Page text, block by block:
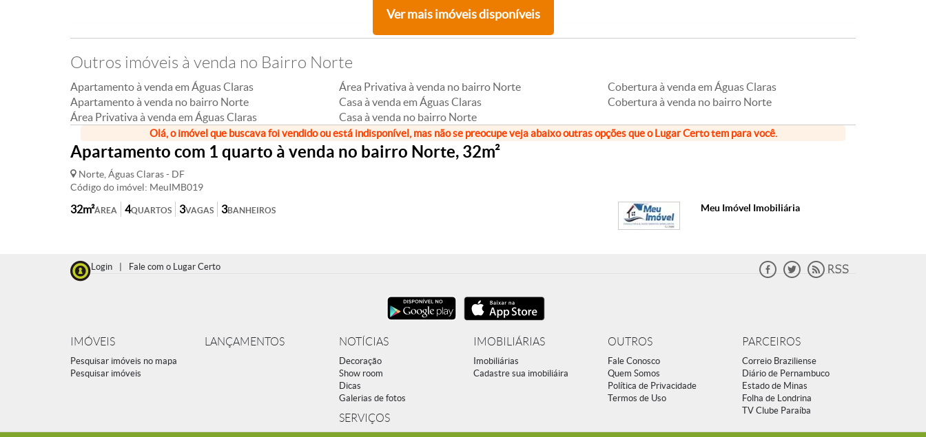
Ver mais imóveis disponíveis
Outros imóveis à venda no Bairro Norte
Apartamento à venda em Águas Claras
Apartamento à venda no bairro Norte
Área Privativa à venda em Águas Claras
Área Privativa à venda no bairro Norte
Casa à venda em Águas Claras
Casa à venda no bairro Norte
Cobertura à venda em Águas Claras
Cobertura à venda no bairro Norte
Olá, o imóvel que buscava foi vendido ou está indisponível, mas não se preocupe veja abaixo outras opções que o Lugar Certo tem para você.
Apartamento com 1 quarto à venda no bairro Norte, 32m²
Norte, Águas Claras - DF
Código do imóvel: MeuIMB019
ÁREA
32m² QUARTOS
4 VAGAS
3 BANHEIROS
3 Meu Imóvel Imobiliária
Login | Fale com o Lugar Certo
IMÓVEIS
Pesquisar imóveis no mapa
Pesquisar imóveis
LANÇAMENTOS NOTÍCIAS
Decoração
Show room
Dicas
Galerias de fotos
SERVIÇOS
IMOBILIÁRIAS
Imobiliárias
Cadastre sua imobiliáira
OUTROS
Fale Conosco
Quem Somos
Política de Privacidade
Termos de Uso
PARCEIROS
Correio Braziliense
Diário de Pernambuco
Estado de Minas
Folha de Londrina
TV Clube Paraíba